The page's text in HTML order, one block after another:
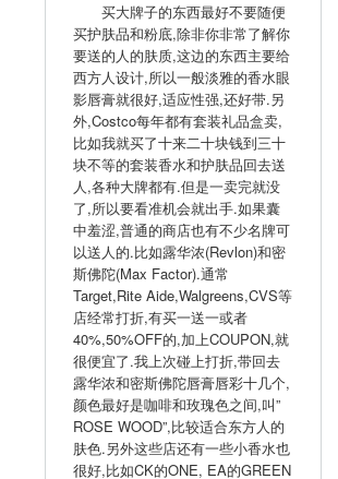
买大牌子的东西最好不要随便
买护肤品和粉底,除非你非常了解你
要送的人的肤质,这边的东西主要给
西方人设计,所以一般淡雅的香水眼
影唇膏就很好,适应性强,还好带.另
外,Costco每年都有套装礼品盒卖,
比如我就买了十来二十块钱到三十
块不等的套装香水和护肤品回去送
人,各种大牌都有.但是一卖完就没
了,所以要看准机会就出手.如果囊
中羞涩,普通的商店也有不少名牌可
以送人的.比如露华浓(Revlon)和密
斯佛陀(Max Factor).通常
Target,Rite Aide,Walgreens,CVS等
店经常打折,有买一送一或者
40%,50%OFF的,加上COUPON,就
很便宜了.我上次碰上打折,带回去
露华浓和密斯佛陀唇膏唇彩十几个,
颜色最好是咖啡和玫瑰色之间,叫”
ROSE WOOD”,比较适合东方人的
肤色.另外这些店还有一些小香水也
很好,比如CK的ONE, EA的GREEN